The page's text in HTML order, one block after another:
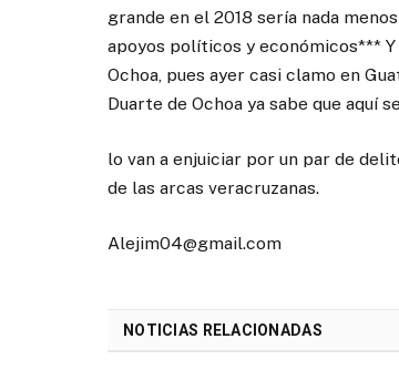
grande en el 2018 sería nada
apoyos políticos y económicos***
Ochoa, pues ayer casi clamo en
Duarte de Ochoa ya sabe que aquí
lo van a enjuiciar por un par de
de las arcas veracruzanas.
Alejim04@gmail.com
NOTICIAS RELACIONADAS